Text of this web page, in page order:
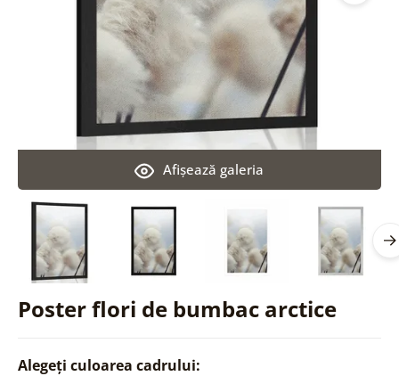
Poster flori de bumbac arctice
Afişează galeria
Alegeți culoarea cadrului: